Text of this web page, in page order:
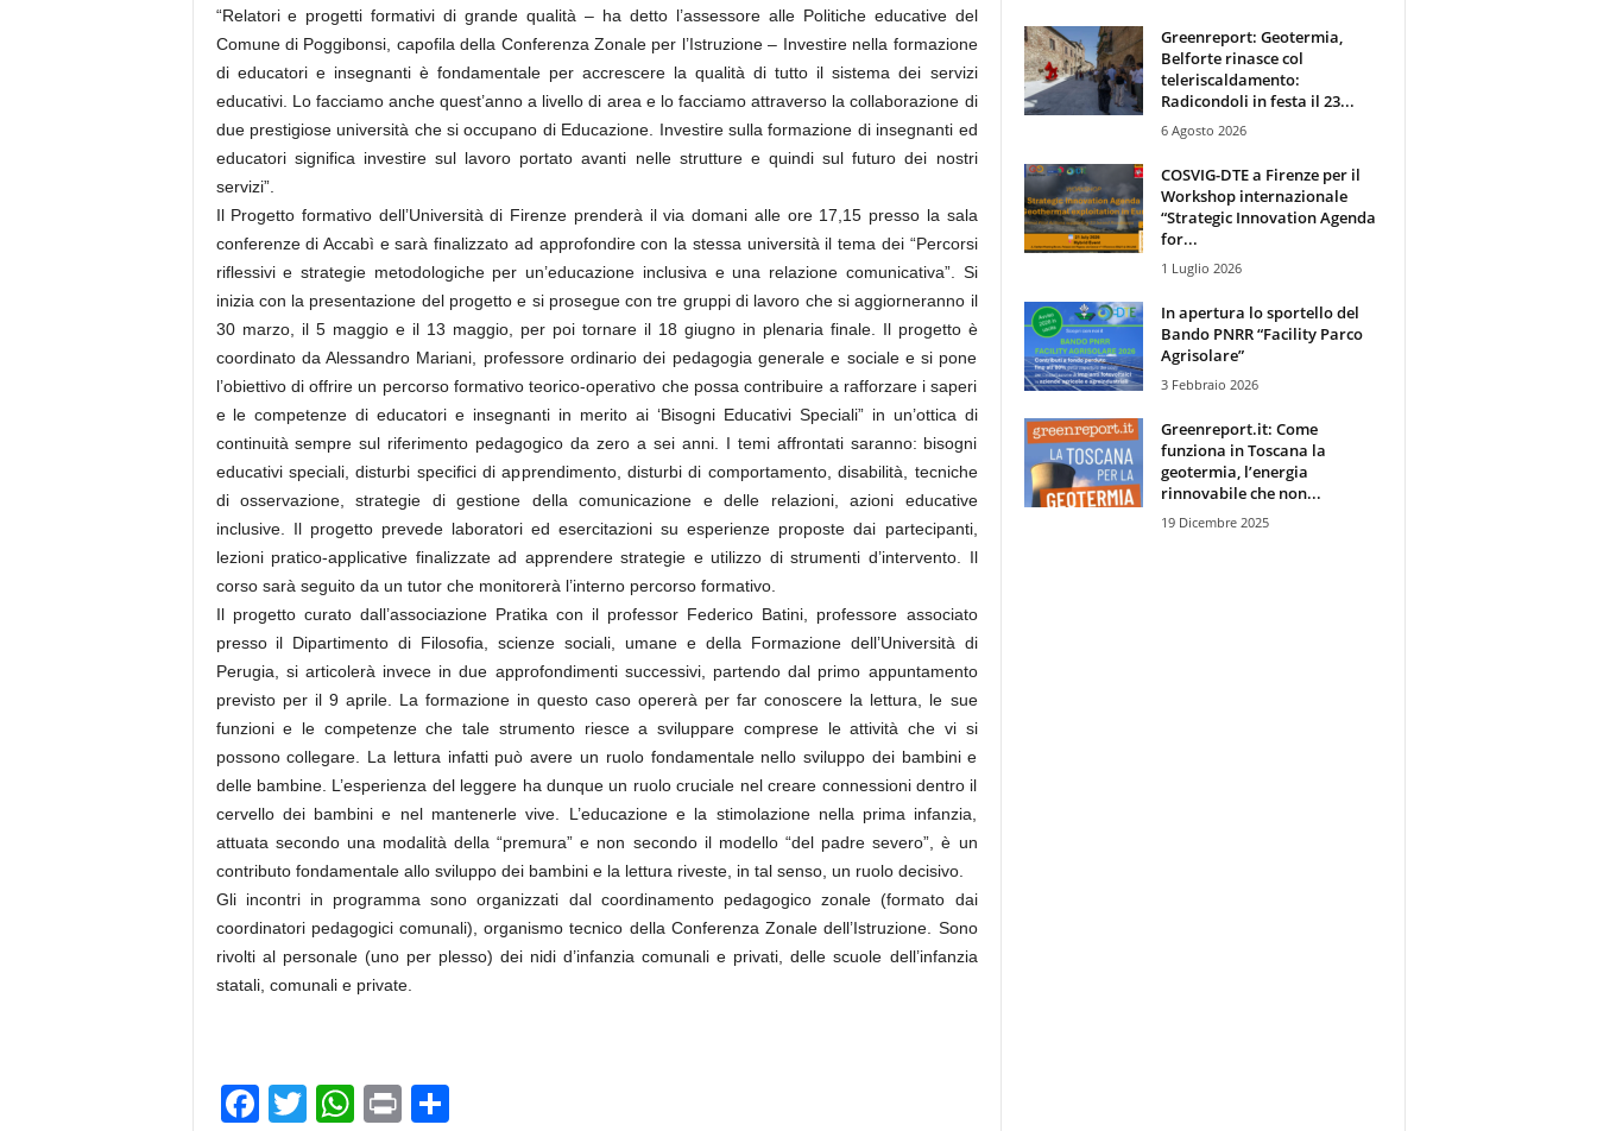
“Relatori e progetti formativi di grande qualità – ha detto l’assessore alle Politiche educative del
Comune di Poggibonsi, capofila della Conferenza Zonale per l’Istruzione – Investire nella formazione
di educatori e insegnanti è fondamentale per accrescere la qualità di tutto il sistema dei servizi
educativi. Lo facciamo anche quest’anno a livello di area e lo facciamo attraverso la collaborazione di
due prestigiose università che si occupano di Educazione. Investire sulla formazione di insegnanti ed
educatori significa investire sul lavoro portato avanti nelle strutture e quindi sul futuro dei nostri
servizi”.
Il Progetto formativo dell’Università di Firenze prenderà il via domani alle ore 17,15 presso la sala
conferenze di Accabì e sarà finalizzato ad approfondire con la stessa università il tema dei “Percorsi
riflessivi e strategie metodologiche per un’educazione inclusiva e una relazione comunicativa”. Si
inizia con la presentazione del progetto e si prosegue con tre gruppi di lavoro che si aggiorneranno il
30 marzo, il 5 maggio e il 13 maggio, per poi tornare il 18 giugno in plenaria finale. Il progetto è
coordinato da Alessandro Mariani, professore ordinario dei pedagogia generale e sociale e si pone
l’obiettivo di offrire un percorso formativo teorico-operativo che possa contribuire a rafforzare i saperi
e le competenze di educatori e insegnanti in merito ai ‘Bisogni Educativi Speciali” in un’ottica di
continuità sempre sul riferimento pedagogico da zero a sei anni. I temi affrontati saranno: bisogni
educativi speciali, disturbi specifici di apprendimento, disturbi di comportamento, disabilità, tecniche
di osservazione, strategie di gestione della comunicazione e delle relazioni, azioni educative
inclusive. Il progetto prevede laboratori ed esercitazioni su esperienze proposte dai partecipanti,
lezioni pratico-applicative finalizzate ad apprendere strategie e utilizzo di strumenti d’intervento. Il
corso sarà seguito da un tutor che monitorerà l’interno percorso formativo.
Il progetto curato dall’associazione Pratika con il professor Federico Batini, professore associato
presso il Dipartimento di Filosofia, scienze sociali, umane e della Formazione dell’Università di
Perugia, si articolerà invece in due approfondimenti successivi, partendo dal primo appuntamento
previsto per il 9 aprile. La formazione in questo caso opererà per far conoscere la lettura, le sue
funzioni e le competenze che tale strumento riesce a sviluppare comprese le attività che vi si
possono collegare. La lettura infatti può avere un ruolo fondamentale nello sviluppo dei bambini e
delle bambine. L’esperienza del leggere ha dunque un ruolo cruciale nel creare connessioni dentro il
cervello dei bambini e nel mantenerle vive. L’educazione e la stimolazione nella prima infanzia,
attuata secondo una modalità della “premura” e non secondo il modello “del padre severo”, è un
contributo fondamentale allo sviluppo dei bambini e la lettura riveste, in tal senso, un ruolo decisivo.
Gli incontri in programma sono organizzati dal coordinamento pedagogico zonale (formato dai
coordinatori pedagogici comunali), organismo tecnico della Conferenza Zonale dell’Istruzione. Sono
rivolti al personale (uno per plesso) dei nidi d’infanzia comunali e privati, delle scuole dell’infanzia
statali, comunali e private.
F
T
W
Pr
Greenreport: Geotermia,
Belforte rinasce col
teleriscaldamento:
Radicondoli in festa il 23...
6 Agosto 2026
COSVIG-DTE a Firenze per il
Workshop internazionale
“Strategic Innovation Agenda
for...
1 Luglio 2026
In apertura lo sportello del
Bando PNRR “Facility Parco
Agrisolare”
3 Febbraio 2026
Greenreport.it: Come
funziona in Toscana la
geotermia, l’energia
rinnovabile che non...
19 Dicembre 2025